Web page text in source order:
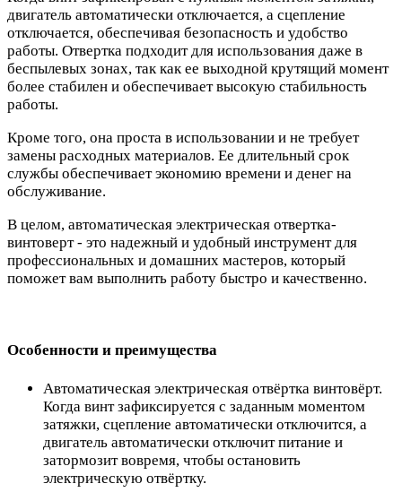
двигатель автоматически отключается, а сцепление
отключается, обеспечивая безопасность и удобство
работы. Отвертка подходит для использования даже в
беспылевых зонах, так как ее выходной крутящий момент
более стабилен и обеспечивает высокую стабильность
работы.
Кроме того, она проста в использовании и не требует
замены расходных материалов. Ее длительный срок
службы обеспечивает экономию времени и денег на
обслуживание.
В целом, автоматическая электрическая отвертка-
винтоверт - это надежный и удобный инструмент для
профессиональных и домашних мастеров, который
поможет вам выполнить работу быстро и качественно.
Особенности и преимущества
Автоматическая электрическая отвёртка винтовёрт.
Когда винт зафиксируется с заданным моментом
затяжки, сцепление автоматически отключится, а
двигатель автоматически отключит питание и
затормозит вовремя, чтобы остановить
электрическую отвёртку.